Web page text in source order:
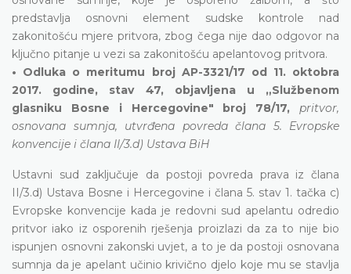
predstavlja osnovni element sudske kontrole nad
zakonitošću mjere pritvora, zbog čega nije dao odgovor na
ključno pitanje u vezi sa zakonitošću apelantovog pritvora.
• Odluka o meritumu broj AP-3321/17 od 11. oktobra
2017. godine, stav 47, objavljena u „Službenom
glasniku Bosne i Hercegovine" broj 78/17, pritvor,
osnovana sumnja, utvrđena povreda člana 5. Evropske
konvencije i člana II/3.d) Ustava BiH
Ustavni sud zaključuje da postoji povreda prava iz člana
II/3.d) Ustava Bosne i Hercegovine i člana 5. stav 1. tačka c)
Evropske konvencije kada je redovni sud apelantu odredio
pritvor iako iz osporenih rješenja proizlazi da za to nije bio
ispunjen osnovni zakonski uvjet, a to je da postoji osnovana
sumnja da je apelant učinio krivično djelo koje mu se stavlja